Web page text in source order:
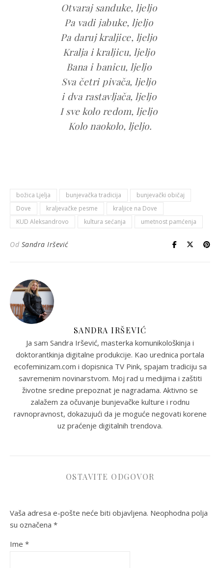
Otvaraj sanduke, ljeljo
Pa vadi jabuke, ljeljo
Pa daruj kraljice, ljeljo
Kralja i kraljicu, ljeljo
Bana i banicu, ljeljo
Sva četri pivača, ljeljo
i dva rastavljača, ljeljo
I sve kolo redom, ljeljo
Kolo naokolo, ljeljo.
božica Ljelja bunjevačka tradicija
bunjevački običaj
Dove
kraljevačke pesme
kraljice na Dove
KUD Aleksandrovo
kultura sećanja umetnost pamćenja
Od Sandra Iršević
SANDRA IRŠEVIĆ
Ja sam Sandra Iršević, masterka komunikološkinja i
doktorantkinja digitalne produkcije. Kao urednica portala
ecofeminizam.com i dopisnica TV Pink, spajam tradiciju sa
savremenim novinarstvom. Moj rad u medijima i zaštiti
životne sredine prepoznat je nagradama. Aktivno se
zalažem za očuvanje bunjevačke kulture i rodnu
ravnopravnost, dokazujući da je moguće negovati korene
uz praćenje digitalnih trendova.
OSTAVITE ODGOVOR
Vaša adresa e-pošte neće biti objavljena. Neophodna polja
su označena *
Ime *